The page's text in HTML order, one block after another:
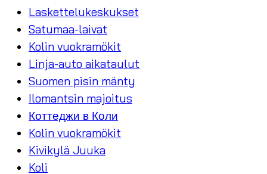
Laskettelukeskukset
Satumaa-laivat
Kolin vuokramökit
Linja-auto aikataulut
Suomen pisin mänty
Ilomantsin majoitus
Коттеджи в Коли
Kolin vuokramökit
Kivikylä Juuka
Koli